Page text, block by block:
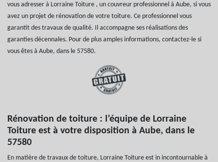
vous adresser à Lorraine Toiture , un couvreur professionnel à Aube, si vous
avez un projet de rénovation de votre toiture. Ce professionnel vous
garantit des travaux de qualité. Il accompagne ses réalisations des
garanties décennales. Pour de plus amples informations, contactez-le si
vous êtes à Aube, dans le 57580.
Rénovation de toiture : l’équipe de Lorraine
Toiture est à votre disposition à Aube, dans le
57580
En matière de travaux de toiture, Lorraine Toiture est in incontournable à